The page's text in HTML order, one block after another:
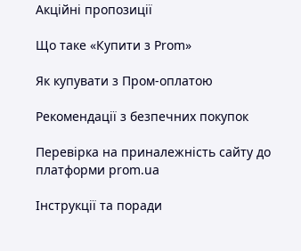
Акційні пропозиції
Що таке «Купити з Prom»
Як купувати з Пром-оплатою
Рекомендації з безпечних покупок
Перевірка на приналежність сайту до
платформи prom.ua
Інструкції та поради